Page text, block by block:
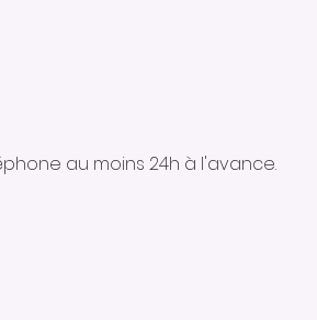
au moins 24h à l'avance.